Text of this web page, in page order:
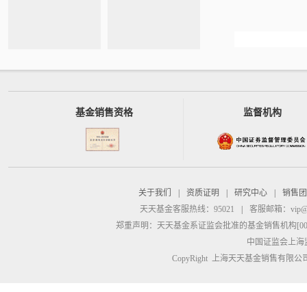
基金销售资格 监督机构
关于我们 资质证明 研究中心
销售
天天基金客服热线：95021
客服邮箱：
郑重声明： 天天基金系证监会批准的基金销售机构
中国证监会上
CopyRight 上海天天基金销售有限